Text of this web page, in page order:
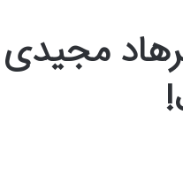
مجیدی